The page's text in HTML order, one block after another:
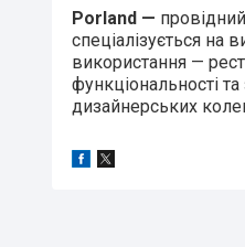
Porland —
спеціалізується на
використання —
функціональності
дизайнерських